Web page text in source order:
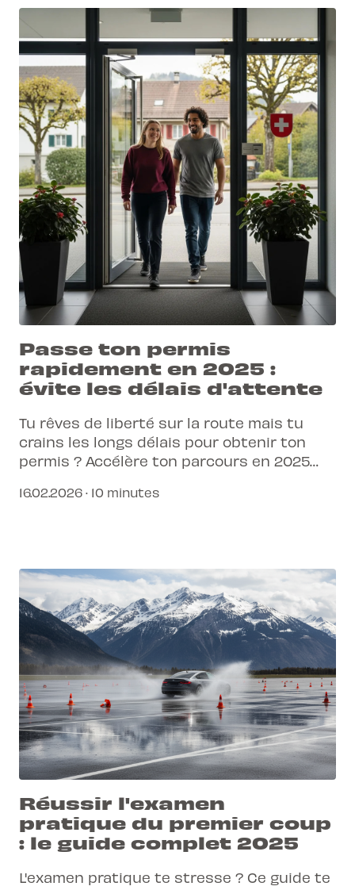
Passe ton permis
rapidement en 2025 :
évite les délais d'attente
Tu rêves de liberté sur la route mais tu
crains les longs délais pour obtenir ton
permis ? Accélère ton parcours en 2025
outils modernes.
16.02.2026 · 10 minutes
Réussir l'examen
pratique du premier coup
: le guide complet 2025
L'examen pratique te stresse ? Ce guide te